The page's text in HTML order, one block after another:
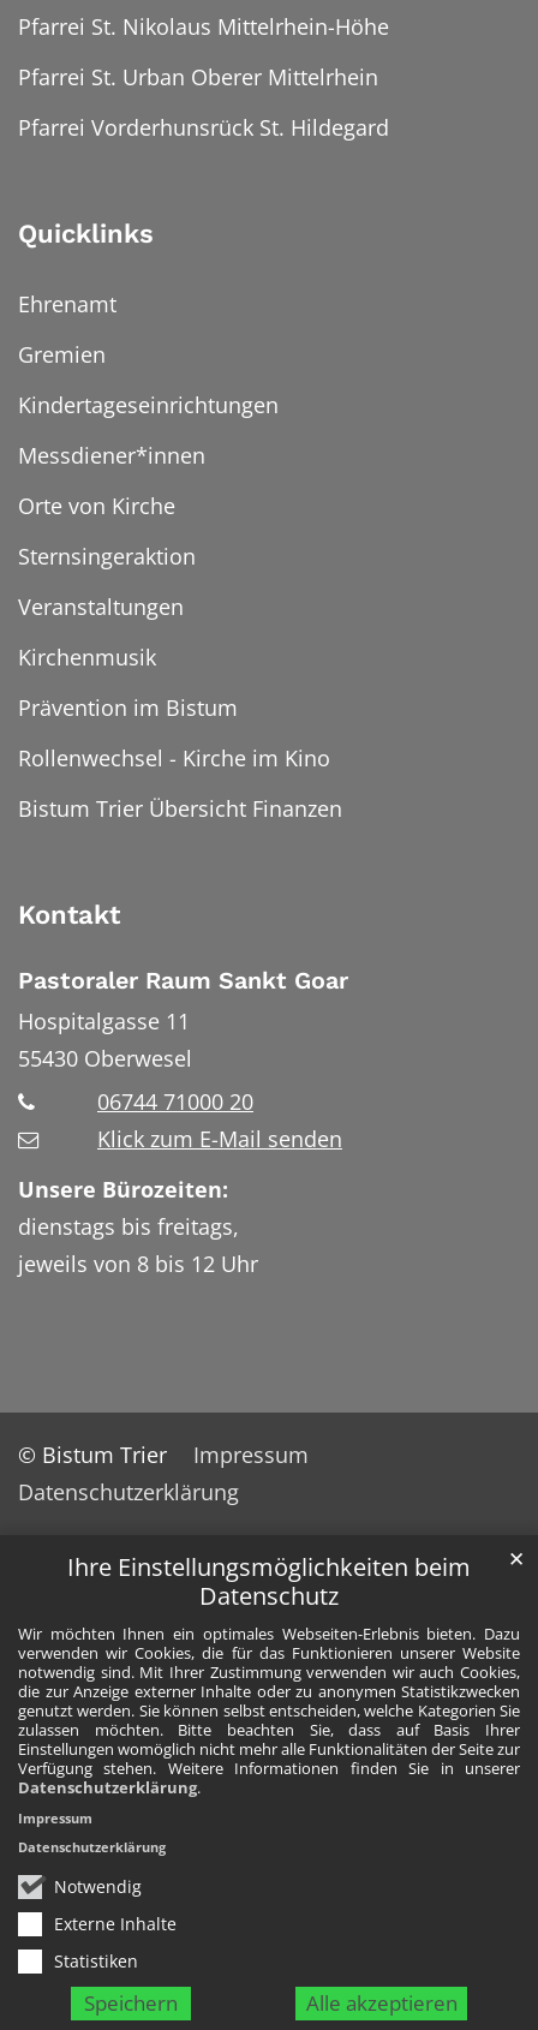
Ihre Einstellungsmöglichkeiten beim
Datenschutz
Wir möchten Ihnen ein optimales Webseiten-Erlebnis bieten. Dazu
verwenden wir Cookies, die für das Funktionieren unserer Website
notwendig sind. Mit Ihrer Zustimmung verwenden wir auch Cookies,
die zur Anzeige externer Inhalte oder zu anonymen Statistikzwecken
genutzt werden. Sie können selbst entscheiden, welche Kategorien Sie
zulassen möchten. Bitte beachten Sie, dass auf Basis Ihrer
Einstellungen womöglich nicht mehr alle Funktionalitäten der Seite zur
Verfügung stehen. Weitere Informationen finden Sie in unserer
Datenschutzerklärung.
Notwendig
Externe Inhalte
Statistiken
Speichern Alle akzeptieren
✕
Impressum
Datenschutzerklärung
Pfarrei St. Nikolaus Mittelrhein-Höhe
Pfarrei St. Urban Oberer Mittelrhein
Pfarrei Vorderhunsrück St. Hildegard
Quicklinks
Ehrenamt
Gremien
Kindertageseinrichtungen
Messdiener*innen
Orte von Kirche
Sternsingeraktion
Veranstaltungen
Kirchenmusik
Prävention im Bistum
Rollenwechsel - Kirche im Kino
Bistum Trier Übersicht Finanzen
Kontakt
Pastoraler Raum Sankt Goar
Hospitalgasse 11
55430 Oberwesel
06744 71000 20
Klick zum E-Mail senden
Unsere Bürozeiten:
dienstags bis freitags,
jeweils von 8 bis 12 Uhr
© Bistum Trier
Impressum
Datenschutzerklärung